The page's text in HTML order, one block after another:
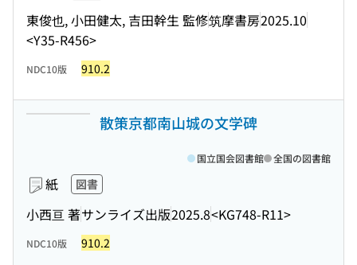
東俊也, 小田健太, 吉田幹生 監修筑摩書房2025.10
<Y35-R456>
NDC10版 910.2
散策京都南山城の文学碑
紙 図書
小西亘 著サンライズ出版2025.8<KG748-R11>
国立国会図書館 全国の図書館
NDC10版 910.2